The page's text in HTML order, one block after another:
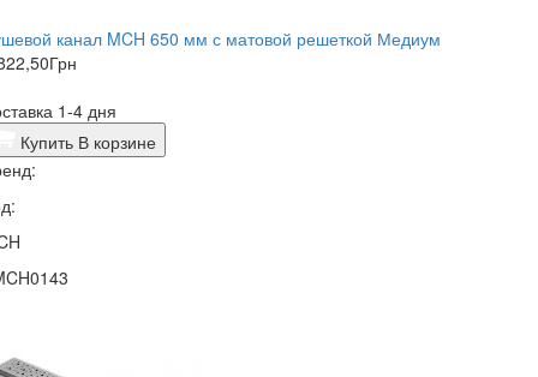
канал MCH 650 мм с матовой решеткой Медиум
Грн
1-4 дня
Купить В корзине